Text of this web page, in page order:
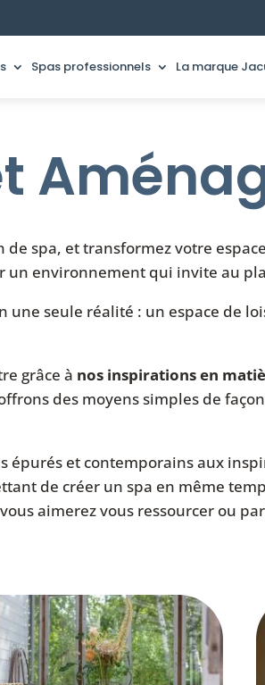
Spas professionnels La marque
de spa, et transformez votre
un environnement qui invite au
une seule réalité : un espace de
grâce à nos inspirations en
des moyens simples de
épurés et contemporains aux
de créer un spa en même
aimerez vous ressourcer ou